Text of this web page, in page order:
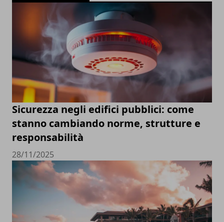
Sicurezza negli edifici pubblici: come
stanno cambiando norme, strutture e
responsabilità
28/11/2025